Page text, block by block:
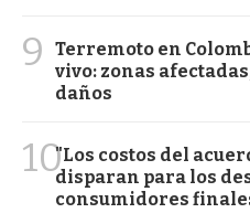
9
Terremoto en
vivo: zonas
daños
10"Los costos del
disparan para los
consumidores